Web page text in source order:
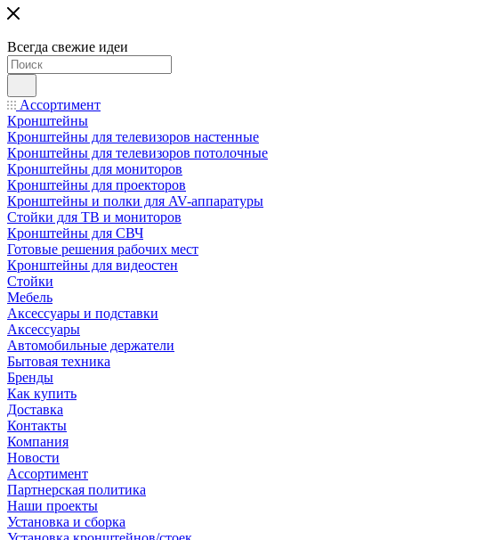
Всегда свежие идеи
Ассортимент
Кронштейны
Кронштейны для телевизоров настенные
Кронштейны для телевизоров потолочные
Кронштейны для мониторов
Кронштейны для проекторов
Кронштейны и полки для AV-аппаратуры
Стойки для ТВ и мониторов
Кронштейны для СВЧ
Готовые решения рабочих мест
Кронштейны для видеостен
Стойки
Мебель
Аксессуары и подставки
Аксессуары
Автомобильные держатели
Бытовая техника
Бренды
Как купить
Доставка
Контакты
Компания
Новости
Ассортимент
Партнерская политика
Наши проекты
Установка и сборка